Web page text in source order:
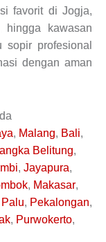
favorit di Jogja,
hingga kawasan
profesional
dengan aman
, Malang, Bali,
Belitung,
, Jayapura,
, Makasar,
Palu, Pekalongan,
, Purwokerto,